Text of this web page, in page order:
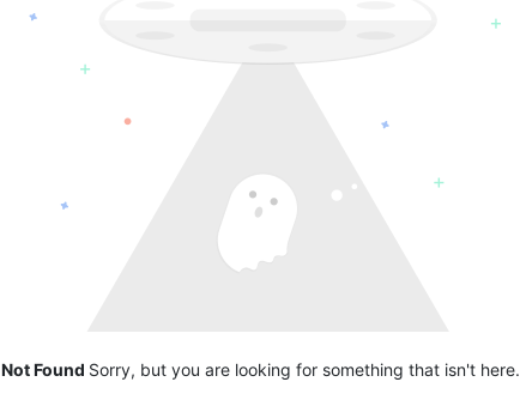
Not Found Sorry, but you are looking for something that isn't here.